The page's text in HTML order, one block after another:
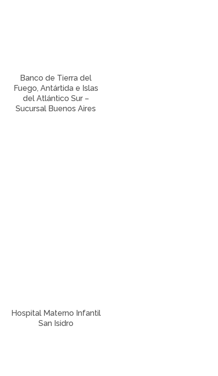
Banco de Tierra del
Fuego, Antártida e Islas
del Atlántico Sur –
Sucursal Buenos Aires
Hospital Materno Infantil
San Isidro